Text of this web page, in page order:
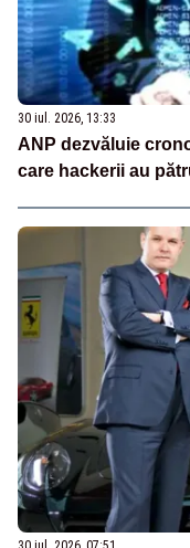
30 iul. 2026, 13:33
ANP dezvăluie
care hackerii au